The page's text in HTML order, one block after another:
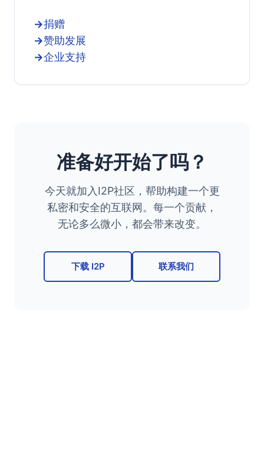
捐赠
赞助发展
企业支持
准备好开始了吗？
今天就加入I2P社区，帮助构建一个更
私密和安全的互联网。每一个贡献，
无论多么微小，都会带来改变。
下载 I2P 联系我们